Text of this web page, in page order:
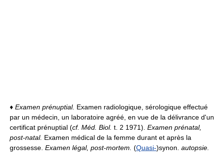
♦ Examen prénuptial. Examen radiologique, sérologique effectué
par un médecin, un laboratoire agréé, en vue de la délivrance d'un
certificat prénuptial (cf. Méd. Biol. t. 2 1971). Examen prénatal,
post-natal. Examen médical de la femme durant et après la
grossesse. Examen légal, post-mortem. (Quasi-)synon. autopsie.